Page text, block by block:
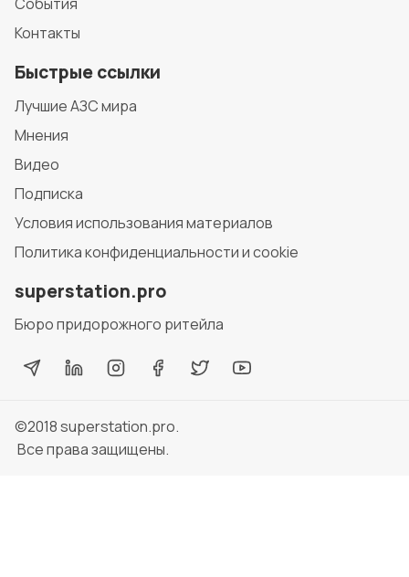
Контакты
Быстрые ссылки
Лучшие АЗС мира
Мнения
Видео
Подписка
Условия использования материалов
Политика конфиденциальности и cookie
superstation.pro
Бюро придорожного ритейла
©2018superstation.pro.
Все права защищены.